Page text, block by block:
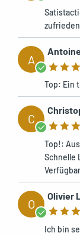
A
Top: Ein
C
Top!:
Schnelle
O
Olivier L.
Ich bin